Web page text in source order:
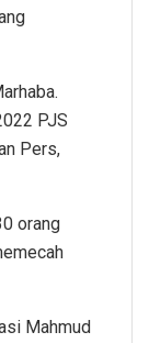
PJS
Pers,
orang
Mahmud